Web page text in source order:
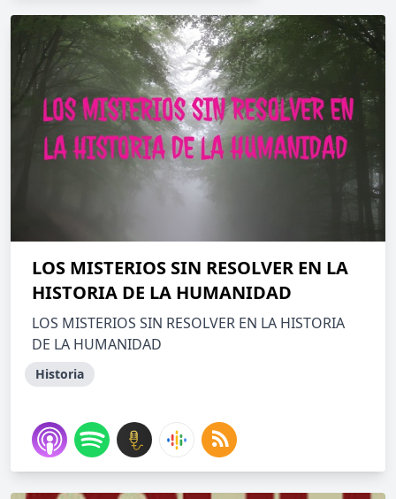
LOS MISTERIOS SIN RESOLVER EN LA
HISTORIA DE LA HUMANIDAD
LOS MISTERIOS SIN RESOLVER EN LA HISTORIA
DE LA HUMANIDAD
Historia